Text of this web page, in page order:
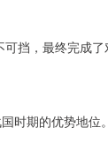
挡，最终完成了
时期的优势地位